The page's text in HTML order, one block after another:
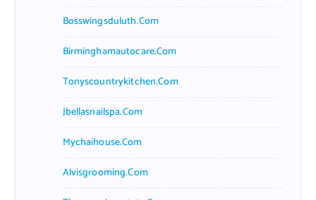
Bosswingsduluth.com
Birminghamautocare.com
Tonyscountrykitchen.com
Jbellasnailspa.com
Mychaihouse.com
Alvisgrooming.com